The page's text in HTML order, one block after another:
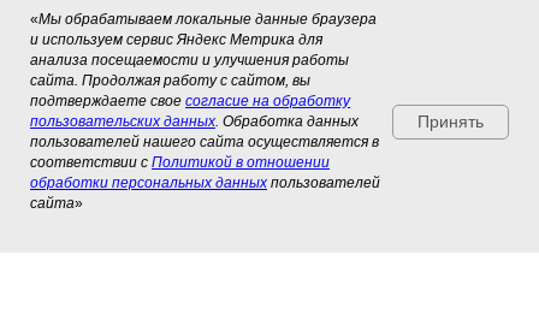
«Мы обрабатываем локальные данные браузера
и используем сервис Яндекс Метрика для
анализа посещаемости и улучшения работы
сайта. Продолжая работу с сайтом, вы
подтверждаете свое согласие на обработку
пользовательских данных. Обработка данных
пользователей нашего сайта осуществляется в
соответствии с Политикой в отношении
обработки персональных данных пользователей
сайта»
Принять
Скачать фото товаров
СОЦСЕТИ
Telegram
ВКонтакте